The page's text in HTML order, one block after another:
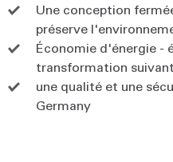
Une conception
préserve
Économie d'énergie -
transformation
une qualité et une
Germany